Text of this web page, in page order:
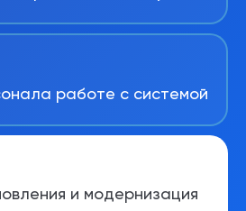
работе с системой
и модернизация